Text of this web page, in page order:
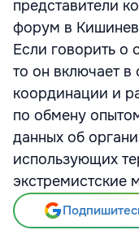
представители
форум в
Если говорить о
то он включает
координации и
по обмену
данных об
использующих
экстремистские